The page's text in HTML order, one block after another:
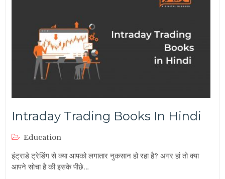
Intraday Trading Books In Hindi
Education
इंट्राडे ट्रेडिंग से क्या आपको लगातार नुकसान हो रहा है? अगर हां तो क्या
आपने सोचा है की इसके पीछे…